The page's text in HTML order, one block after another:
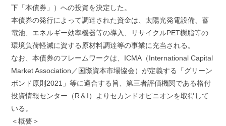
o
k
r
下「本債券」）への投資を決定した。
本債券の発行によって調達された資金は、太陽光発電設備、蓄
電池、エネルギー効率機器等の導入、リサイクルPET樹脂等の
環境負荷軽減に資する原材料調達等の事業に充当される。
なお、本債券のフレームワークは、ICMA（International Capital
Market Association／国際資本市場協会）が定義する「グリーン
ボンド原則2021」等に適合する旨、第三者評価機関である格付
投資情報センター（R＆I）よりセカンドオピニオンを取得して
いる。
＜概要＞